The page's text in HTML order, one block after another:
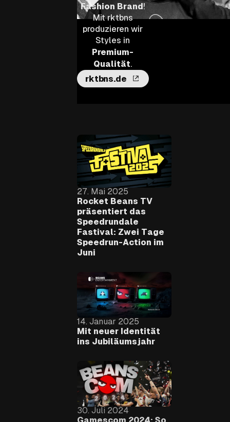
Fashion Brand!
Mit rktbns
produzieren wir
Styles in
Premium-
Qualität.
rktbns.de
27. Mai 2025
Rocket Beans TV
präsentiert das
Speedrundale
Fastival: Zwei Tage
Speedrun-Action im
Juni
14. Januar 2025
Mit neuer Identität
ins Jubiläumsjahr
30. Juli 2024
Gamescom 2024: So